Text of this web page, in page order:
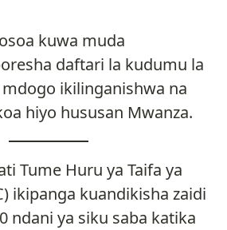
kuwa muda
daftari la kudumu la
ikilinganishwa na
hiyo hususan Mwanza.
Tume Huru ya Taifa ya
ikipanga kuandikisha zaidi
ndani ya siku saba katika